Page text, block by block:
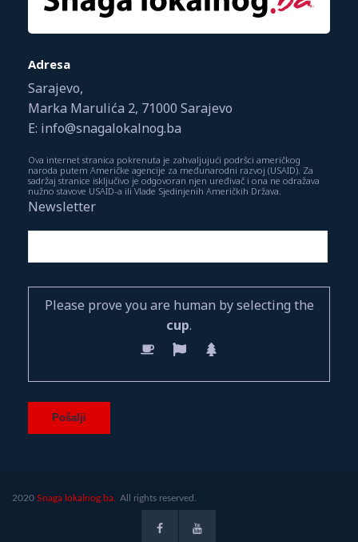
Adresa
Sarajevo,
Marka Marulića 2, 71000 Sarajevo
E: info@snagalokalnog.ba
Ova internet stranica pokrenuta je zahvaljujući podršci američkog
naroda putem Američke agencije za međunarodni razvoj (USAID). Za
sadržaj stranice isključivo je odgovoran njen uređivač i ona ne odražava
nužno stavove USAID-a ili Vlade Sjedinjenih Američkih Država.
Newsletter
Please prove you are human by selecting the
cup.
2020 Snaga lokalnog.ba. All rights reserved.